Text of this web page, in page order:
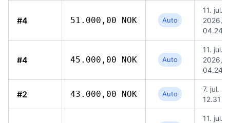
#4 51.000,00 NOK Auto
11. jul.
2026,
04.24
#4 45.000,00 NOK Auto
11. jul.
2026,
04.24
#2 43.000,00 NOK Auto
7. jul.
12.31
11. jul.